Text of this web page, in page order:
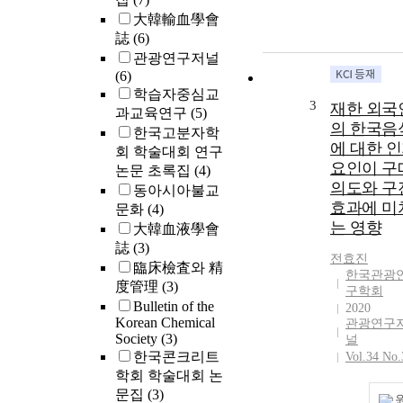
大韓輸血學會
誌 (6)
관광연구저널
(6)
학습자중심교
과교육연구 (5)
한국고분자학
회 학술대회 연구
논문 초록집 (4)
동아시아불교
문화 (4)
大韓血液學會
誌 (3)
臨床檢査와 精
度管理 (3)
Bulletin of the
Korean Chemical
Society (3)
한국콘크리트
학회 학술대회 논
문집 (3)
3
재한 외국
의 한국음
에 대한
요인이 구
의도와 구
효과에 미
는 영향
전효진
한국관광
구학회
2020
관광연구
널
Vol.34